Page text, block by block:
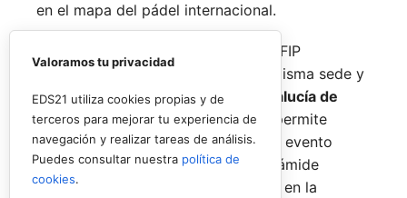
en el mapa del pádel internacional.
De forma paralela al desarrollo del FIP
Promises, la FAP organizará en la misma sede y
fechas losInternacionales de Andalucía de
Menores 2026. Esta cita paralela permite
incorporar la categoríabenjamín
al evento
global, completando así toda la pirámide
formativa.
El plazo para registrarse en la
Valoramos tu privacidad
EDS21 utiliza cookies propias y de
terceros para mejorar tu experiencia de
navegación y realizar tareas de análisis.
Puedes consultar nuestra política de
cookies.